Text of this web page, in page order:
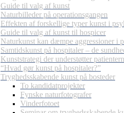
Guide til valg af kunst
Naturbilleder på operationsgangen
Effekten af forskellige typer kunst i
Guide til valg af kunst til hospicer
Naturkunst kan dæmpe aggressioner i
Samtidskunst på hospitaler – de
Kunststrategi der understøtter
“Hvad gør kunst på hospitaler?”
Tryghedsskabende kunst på bosteder
To kandidatprojekter
Fynske naturfotografer
Vinderfotoet